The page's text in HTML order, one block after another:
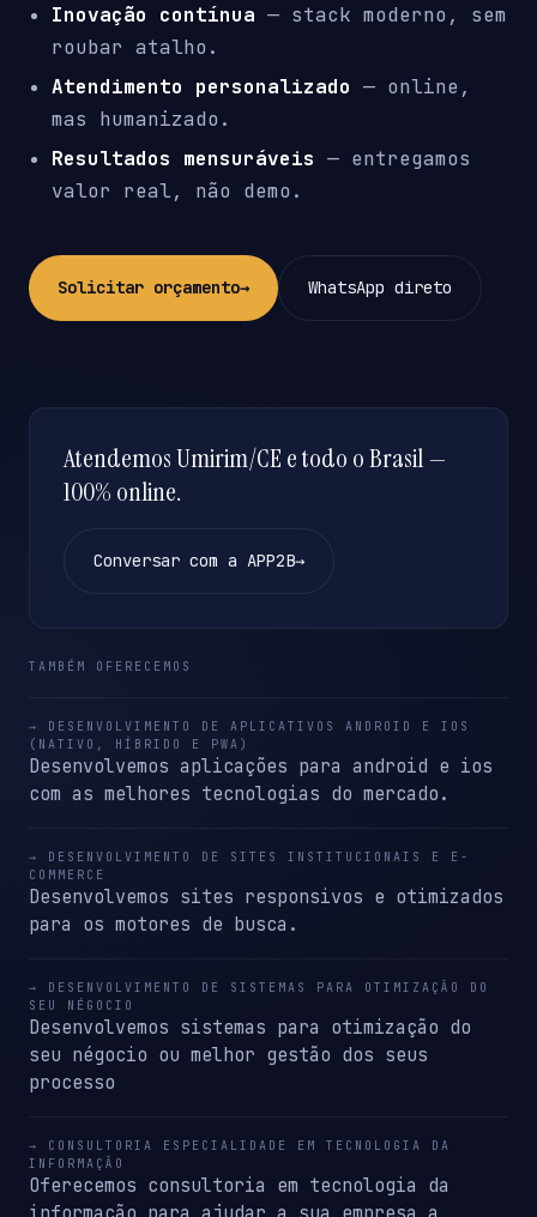
Inovação contínua — stack moderno, sem
roubar atalho.
Atendimento personalizado — online,
mas humanizado.
Resultados mensuráveis — entregamos
valor real, não demo.
Solicitar orçamento→ WhatsApp direto
Atendemos Umirim/CE e todo o Brasil —
100% online.
Conversar com a APP2B→
TAMBÉM OFERECEMOS
→ DESENVOLVIMENTO DE APLICATIVOS ANDROID E IOS
(NATIVO, HÍBRIDO E PWA)
Desenvolvemos aplicações para android e ios
com as melhores tecnologias do mercado.
→ DESENVOLVIMENTO DE SITES INSTITUCIONAIS E E-
COMMERCE
Desenvolvemos sites responsivos e otimizados
para os motores de busca.
→ DESENVOLVIMENTO DE SISTEMAS PARA OTIMIZAÇÃO DO
SEU NÉGOCIO
Desenvolvemos sistemas para otimização do
seu négocio ou melhor gestão dos seus
processo
→ CONSULTORIA ESPECIALIDADE EM TECNOLOGIA DA
INFORMAÇÃO
Oferecemos consultoria em tecnologia da